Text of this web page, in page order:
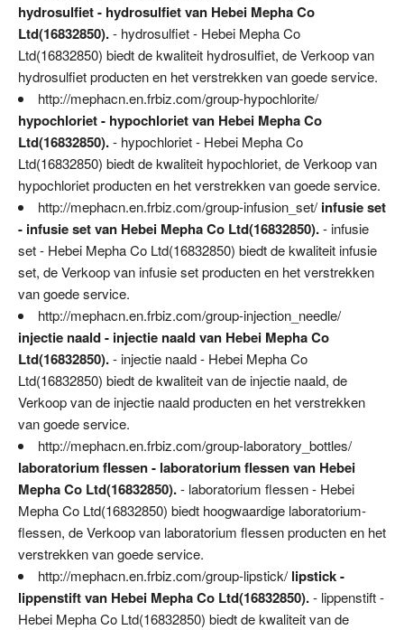
hydrosulfiet - hydrosulfiet van Hebei Mepha Co
Ltd(16832850).- hydrosulfiet - Hebei Mepha Co
Ltd(16832850) biedt de kwaliteit hydrosulfiet, de Verkoop van
hydrosulfiet producten en het verstrekken van goede service.
http://mephacn.en.frbiz.com/group-hypochlorite/
hypochloriet - hypochloriet van Hebei Mepha Co
Ltd(16832850).- hypochloriet - Hebei Mepha Co
Ltd(16832850) biedt de kwaliteit hypochloriet, de Verkoop van
hypochloriet producten en het verstrekken van goede service.
http://mephacn.en.frbiz.com/group-infusion_set/ infusie set
- infusie set van Hebei Mepha Co Ltd(16832850).- infusie
set - Hebei Mepha Co Ltd(16832850) biedt de kwaliteit infusie
set, de Verkoop van infusie set producten en het verstrekken
van goede service.
http://mephacn.en.frbiz.com/group-injection_needle/
injectie naald - injectie naald van Hebei Mepha Co
Ltd(16832850).- injectie naald - Hebei Mepha Co
Ltd(16832850) biedt de kwaliteit van de injectie naald, de
Verkoop van de injectie naald producten en het verstrekken
van goede service.
http://mephacn.en.frbiz.com/group-laboratory_bottles/
laboratorium flessen - laboratorium flessen van Hebei
Mepha Co Ltd(16832850).- laboratorium flessen - Hebei
Mepha Co Ltd(16832850) biedt hoogwaardige laboratorium-
flessen, de Verkoop van laboratorium flessen producten en het
verstrekken van goede service.
http://mephacn.en.frbiz.com/group-lipstick/ lipstick -
lippenstift van Hebei Mepha Co Ltd(16832850).- lippenstift -
Hebei Mepha Co Ltd(16832850) biedt de kwaliteit van de